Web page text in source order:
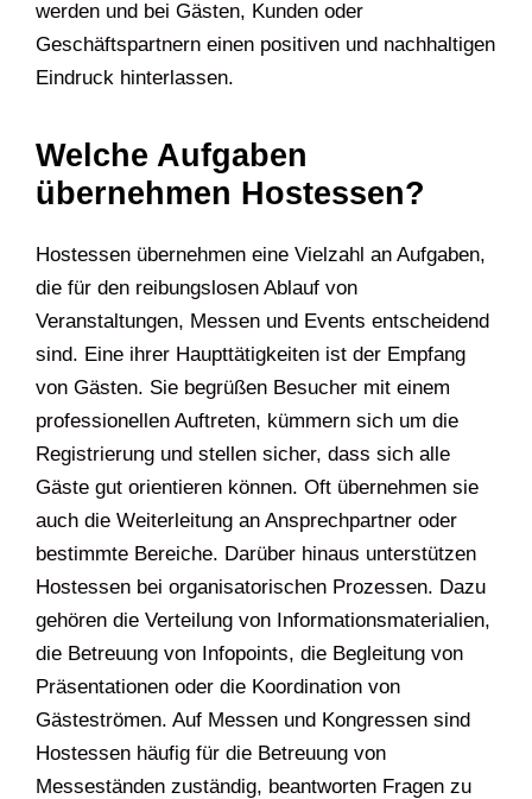
werden und bei Gästen, Kunden oder
Geschäftspartnern einen positiven und nachhaltigen
Eindruck hinterlassen.
Welche Aufgaben
übernehmen Hostessen?
Hostessen übernehmen eine Vielzahl an Aufgaben,
die für den reibungslosen Ablauf von
Veranstaltungen, Messen und Events entscheidend
sind. Eine ihrer Haupttätigkeiten ist der Empfang
von Gästen. Sie begrüßen Besucher mit einem
professionellen Auftreten, kümmern sich um die
Registrierung und stellen sicher, dass sich alle
Gäste gut orientieren können. Oft übernehmen sie
auch die Weiterleitung an Ansprechpartner oder
bestimmte Bereiche. Darüber hinaus unterstützen
Hostessen bei organisatorischen Prozessen. Dazu
gehören die Verteilung von Informationsmaterialien,
die Betreuung von Infopoints, die Begleitung von
Präsentationen oder die Koordination von
Gästeströmen. Auf Messen und Kongressen sind
Hostessen häufig für die Betreuung von
Messeständen zuständig, beantworten Fragen zu